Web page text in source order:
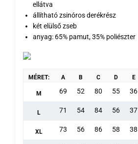
ellátva
állítható zsinóros derékrész
két elülső zseb
anyag: 65% pamut, 35% poliészter
MÉRET: A B C D E
M 69 52 80 55 36
L 71 54 84 56 37
XL 73 56 86 58 38